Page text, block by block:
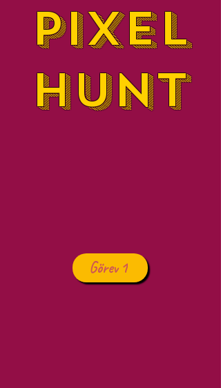
Pixel
Hunt
Görev 1